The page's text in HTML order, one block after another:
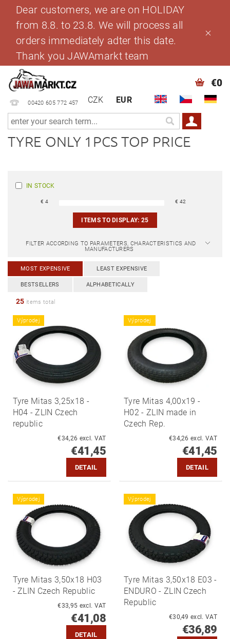
Dear customers, we are on HOLIDAY
from 8.8. to 23.8. We will process all
orders immediately adter this date.
Thank you JAWAmarkt team
00420 605 772 457 CZK EUR
€0
TYRE ONLY 1PCS TOP PRICE
IN STOCK
€4 € 42
ITEMS TO DISPLAY:25
FILTER ACCORDING TO PARAMETERS, CHARACTERISTICS AND
MANUFACTURERS
MOST EXPENSIVE LEAST EXPENSIVE
BESTSELLERS ALPHABETICALLY
25 items total
Výprodej
Tyre Mitas 3,25x18 -
H04 - ZLIN Czech
republic
€34,26 excl. VAT
€41,45
DETAIL
Výprodej
Tyre Mitas 4,00x19 -
H02 - ZLIN made in
Czech Rep.
€34,26 excl. VAT
€41,45
DETAIL
Výprodej
Tyre Mitas 3,50x18 H03
- ZLIN Czech Republic
€33,95 excl. VAT
€41,08
DETAIL
Výprodej
Tyre Mitas 3,50x18 E03 -
ENDURO - ZLIN Czech
Republic
€30,49 excl. VAT
€36,89